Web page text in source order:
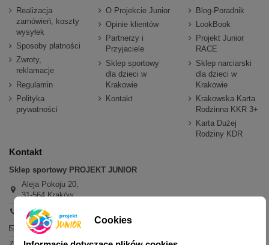
Realizacja
zamówień, koszty
wysyłek
Sposoby płatności
Zwroty,
reklamacje
Regulamin
Polityka
prywatności
O Projekcie Junior
Opinie klientów
Partnerzy i
Przyjaciele
Sklep sportowy
dla dzieci w
Krakowie
Kontakt
Blog-Poradnik
LookBook
Projekt Junior
RACE
Sklep narciarski
dla dzieci w
Krakowie
Krakowska Karta
Rodzinna KKR 3+
Karta Dużej
Rodziny KDR
Kontakt
Sklep sportowy PROJEKT JUNIOR
Aleja Pokoju 20,
31-564 Kraków
+48 600 779 897
sklep@projektjunior.pl
Cookies